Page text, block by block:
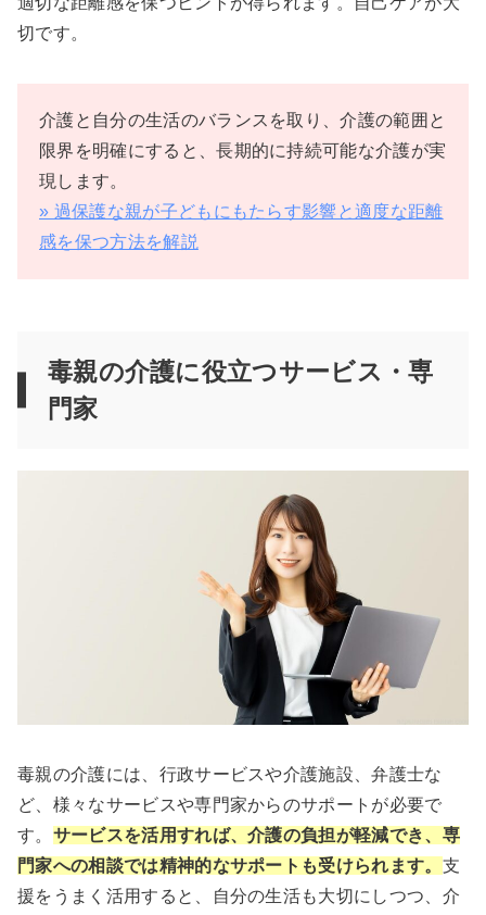
切です。
介護と自分の生活のバランスを取り、介護の範囲と
限界を明確にすると、長期的に持続可能な介護が実
現します。
» 過保護な親が子どもにもたらす影響と適度な距離
感を保つ方法を解説
毒親の介護に役立つサービス・専
門家
毒親の介護には、行政サービスや介護施設、弁護士な
ど、様々なサービスや専門家からのサポートが必要で
す。 サービスを活用すれば、介護の負担が軽減でき、専
門家への相談では精神的なサポートも受けられます。 支
援をうまく活用すると、自分の生活も大切にしつつ、介